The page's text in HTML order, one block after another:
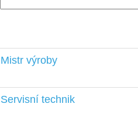
Mistr výroby
Servisní technik